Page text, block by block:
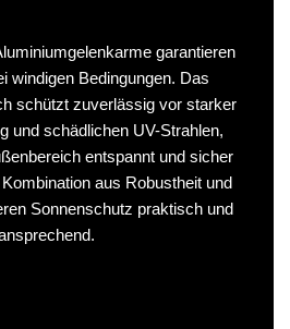
garantieren
windigen Bedingungen. Das
schützt zuverlässig vor starker
und schädlichen UV-Strahlen,
entspannt und sicher
aus Robustheit und
Sonnenschutz praktisch und